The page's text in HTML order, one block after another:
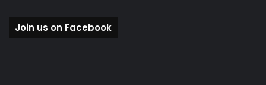
Join us on Facebook